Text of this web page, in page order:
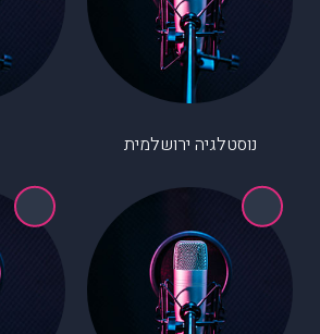
נוסטלגיה ירושלמית